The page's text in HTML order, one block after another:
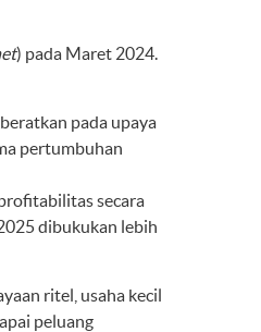
) pada Maret 2024.
pada upaya
pertumbuhan
secara
dibukukan lebih
ritel, usaha kecil
peluang